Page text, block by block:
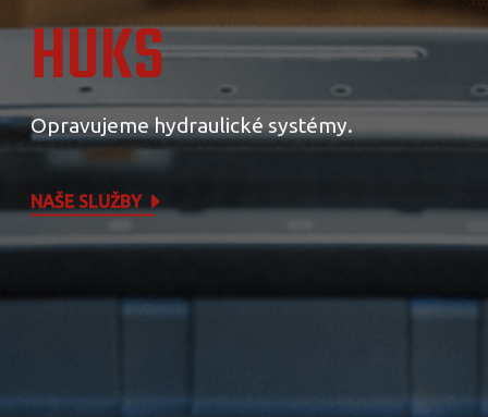
HUKS
Opravujeme hydraulické systémy.
NAŠE SLUŽBY